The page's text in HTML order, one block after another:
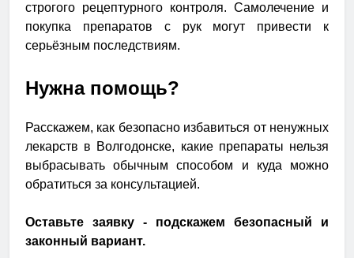
строгого рецептурного контроля. Самолечение и
покупка препаратов с рук могут привести к
серьёзным последствиям.
Нужна помощь?
Расскажем, как безопасно избавиться от ненужных
лекарств в Волгодонске, какие препараты нельзя
выбрасывать обычным способом и куда можно
обратиться за консультацией.
Оставьте заявку - подскажем безопасный и
законный вариант.